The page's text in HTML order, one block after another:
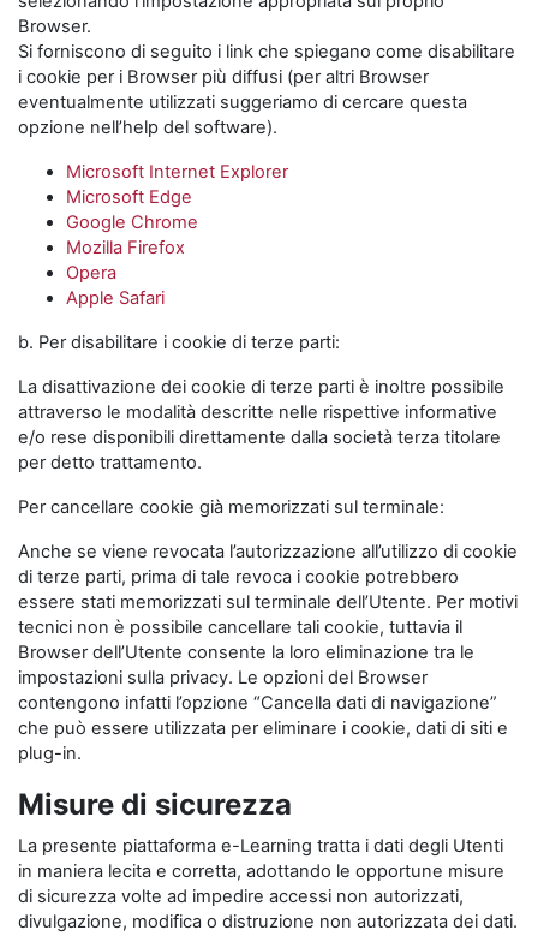
Browser.
Si forniscono di seguito i link che spiegano come disabilitare
i cookie per i Browser più diffusi (per altri Browser
eventualmente utilizzati suggeriamo di cercare questa
opzione nell’help del software).
Microsoft Internet Explorer
Microsoft Edge
Google Chrome
Mozilla Firefox
Opera
Apple Safari
b. Per disabilitare i cookie di terze parti:
La disattivazione dei cookie di terze parti è inoltre possibile
attraverso le modalità descritte nelle rispettive informative
e/o rese disponibili direttamente dalla società terza titolare
per detto trattamento.
Per cancellare cookie già memorizzati sul terminale:
Anche se viene revocata l’autorizzazione all’utilizzo di cookie
di terze parti, prima di tale revoca i cookie potrebbero
essere stati memorizzati sul terminale dell’Utente. Per motivi
tecnici non è possibile cancellare tali cookie, tuttavia il
Browser dell’Utente consente la loro eliminazione tra le
impostazioni sulla privacy. Le opzioni del Browser
contengono infatti l’opzione “Cancella dati di navigazione”
che può essere utilizzata per eliminare i cookie, dati di siti e
plug-in.
Misure di sicurezza
La presente piattaforma e-Learning tratta i dati degli Utenti
in maniera lecita e corretta, adottando le opportune misure
di sicurezza volte ad impedire accessi non autorizzati,
divulgazione, modifica o distruzione non autorizzata dei dati.